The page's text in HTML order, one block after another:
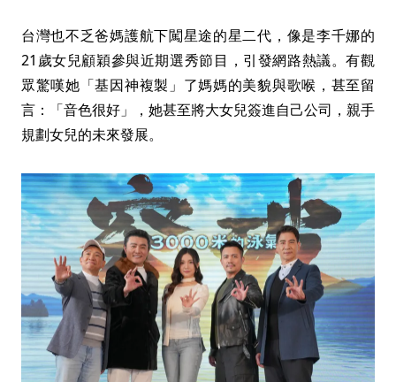
台灣也不乏爸媽護航下闖星途的星二代，像是李千娜的
21歲女兒顧穎參與近期選秀節目，引發網路熱議。有觀
眾驚嘆她「基因神複製」了媽媽的美貌與歌喉，甚至留
言：「音色很好」，她甚至將大女兒簽進自己公司，親手
規劃女兒的未來發展。